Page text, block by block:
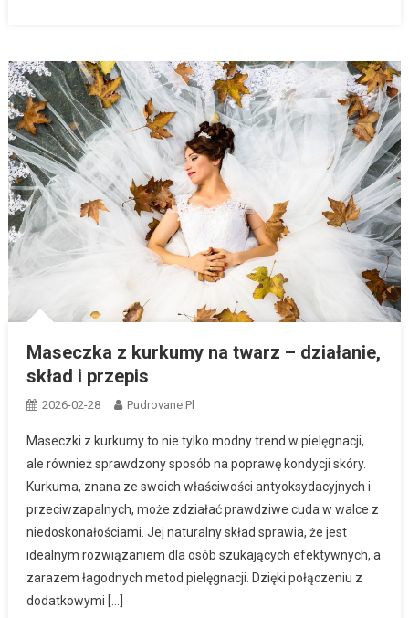
Maseczka z kurkumy na twarz – działanie,
skład i przepis
2026-02-28 Pudrovane.pl
Maseczki z kurkumy to nie tylko modny trend w pielęgnacji,
ale również sprawdzony sposób na poprawę kondycji skóry.
Kurkuma, znana ze swoich właściwości antyoksydacyjnych i
przeciwzapalnych, może zdziałać prawdziwe cuda w walce z
niedoskonałościami. Jej naturalny skład sprawia, że jest
idealnym rozwiązaniem dla osób szukających efektywnych, a
zarazem łagodnych metod pielęgnacji. Dzięki połączeniu z
dodatkowymi […]